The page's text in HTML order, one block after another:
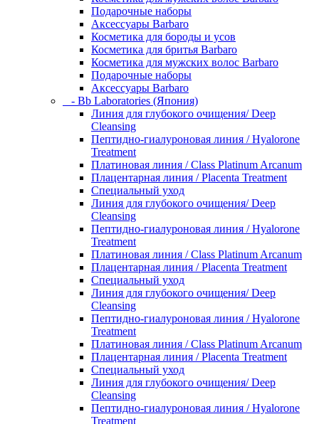
Подарочные наборы
Аксессуары Barbaro
Косметика для бороды и усов
Косметика для бритья Barbaro
Косметика для мужских волос Barbaro
Подарочные наборы
Аксессуары Barbaro
- Bb Laboratories (Япония)
Линия для глубокого очищения/ Deep
Cleansing
Пептидно-гиалуроновая линия / Hyalorone
Treatment
Платиновая линия / Class Platinum Arcanum
Плацентарная линия / Placenta Treatment
Специальный уход
Линия для глубокого очищения/ Deep
Cleansing
Пептидно-гиалуроновая линия / Hyalorone
Treatment
Платиновая линия / Class Platinum Arcanum
Плацентарная линия / Placenta Treatment
Специальный уход
Линия для глубокого очищения/ Deep
Cleansing
Пептидно-гиалуроновая линия / Hyalorone
Treatment
Платиновая линия / Class Platinum Arcanum
Плацентарная линия / Placenta Treatment
Специальный уход
Линия для глубокого очищения/ Deep
Cleansing
Пептидно-гиалуроновая линия / Hyalorone
Treatment